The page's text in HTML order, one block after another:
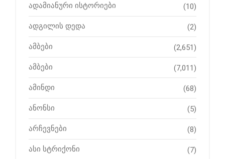
ადამიანური ისტორიები (10)
ადგილის დედა (2)
ამბები (2,651)
ამბები (7,011)
ამინდი (68)
ანონსი (5)
არჩევნები (8)
ასი სტრიქონი (7)